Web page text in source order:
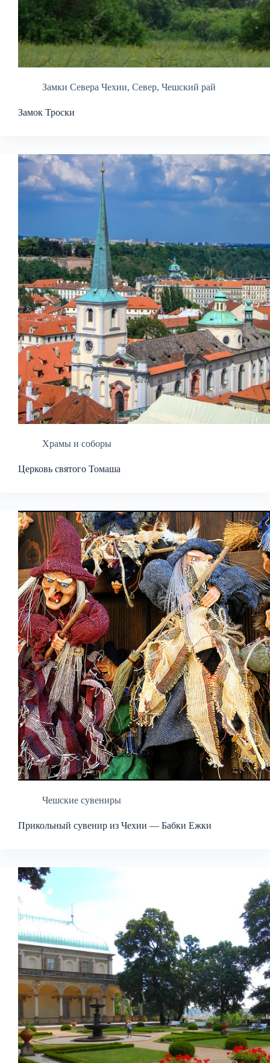
Замки Севера Чехии, Север, Чешский рай
Замок Троски
Храмы и соборы
Церковь святого Томаша
Чешские сувениры
Прикольный сувенир из Чехии — Бабки Ежки